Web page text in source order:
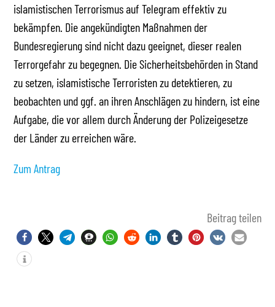
islamistischen Terrorismus auf Telegram effektiv zu
bekämpfen. Die angekündigten Maßnahmen der
Bundesregierung sind nicht dazu geeignet, dieser realen
Terrorgefahr zu begegnen. Die Sicherheitsbehörden in Stand
zu setzen, islamistische Terroristen zu detektieren, zu
beobachten und ggf. an ihren Anschlägen zu hindern, ist eine
Aufgabe, die vor allem durch Änderung der Polizeigesetze
der Länder zu erreichen wäre.
Zum Antrag
Beitrag teilen